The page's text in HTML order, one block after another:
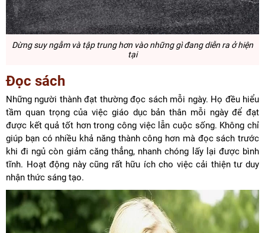
Dừng suy ngẫm và tập trung hơn vào những gì đang diễn ra ở hiện
tại
Đọc sách
Những người thành đạt thường đọc sách mỗi ngày. Họ đều hiểu
tầm quan trọng của việc giáo dục bản thân mỗi ngày để đạt
được kết quả tốt hơn trong công việc lẫn cuộc sống. Không chỉ
giúp bạn có nhiều khả năng thành công hơn mà đọc sách trước
khi đi ngủ còn giảm căng thẳng, nhanh chóng lấy lại được bình
tĩnh. Hoạt động này cũng rất hữu ích cho việc cải thiện tư duy
nhận thức sáng tạo.